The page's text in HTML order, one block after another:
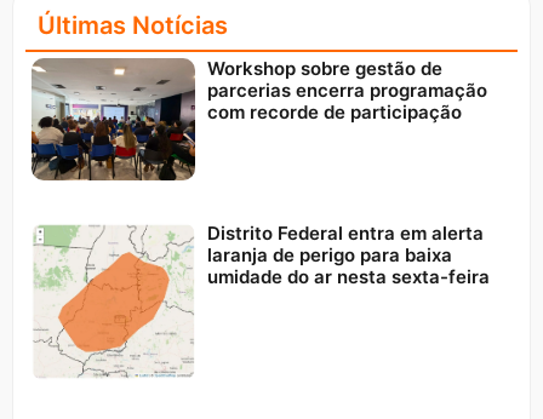
Últimas Notícias
Workshop sobre gestão de
parcerias encerra programação
com recorde de participação
Distrito Federal entra em alerta
laranja de perigo para baixa
umidade do ar nesta sexta-feira